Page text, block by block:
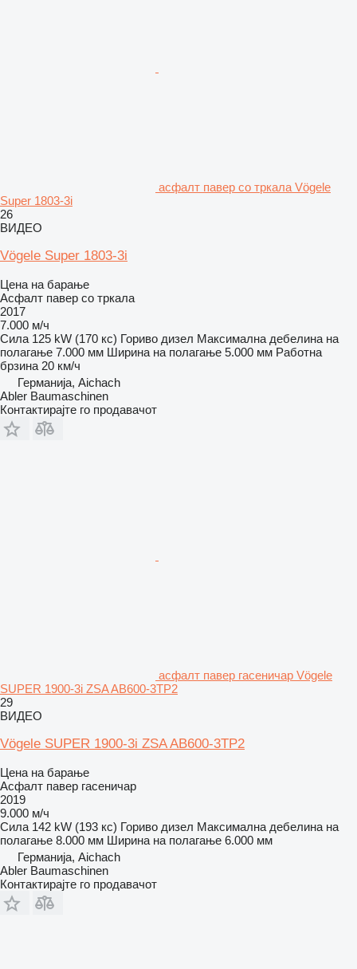
асфалт павер со тркала Vögele
Super 1803-3i
26
ВИДЕО
Vögele Super 1803-3i
Цена на барање
Асфалт павер со тркала
2017
7.000 м/ч
Сила 125 kW (170 кс) Гориво дизел Максимална дебелина на
полагање 7.000 мм Ширина на полагање 5.000 мм Работна
брзина 20 км/ч
Германија, Aichach
Abler Baumaschinen
Контактирајте го продавачот
асфалт павер гасеничар Vögele
SUPER 1900-3i ZSA AB600-3TP2
29
ВИДЕО
Vögele SUPER 1900-3i ZSA AB600-3TP2
Цена на барање
Асфалт павер гасеничар
2019
9.000 м/ч
Сила 142 kW (193 кс) Гориво дизел Максимална дебелина на
полагање 8.000 мм Ширина на полагање 6.000 мм
Германија, Aichach
Abler Baumaschinen
Контактирајте го продавачот